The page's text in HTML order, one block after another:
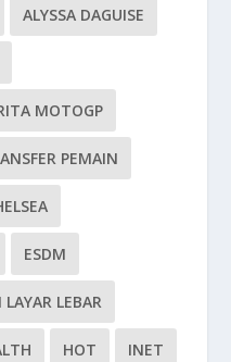
ALYSSA DAGUISE
MOTOGP
PEMAIN
ESDM
LAYAR LEBAR
HOT INET